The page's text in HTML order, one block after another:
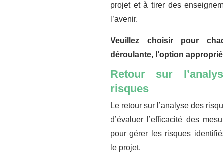
projet et à tirer des
l’avenir.
Veuillez choisir pour
déroulante, l’option
Retour sur
risques
Le retour sur l’analyse des
d’évaluer l’efficacité des
pour gérer les risques
le projet.